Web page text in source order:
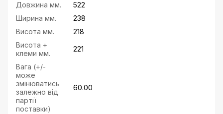
Довжина мм.
522
Ширина мм.
238
Висота мм.
218
Висота +
клеми мм.
221
Вага (+/-
може
змінюватись
залежно від
партії
поставки)
60.00